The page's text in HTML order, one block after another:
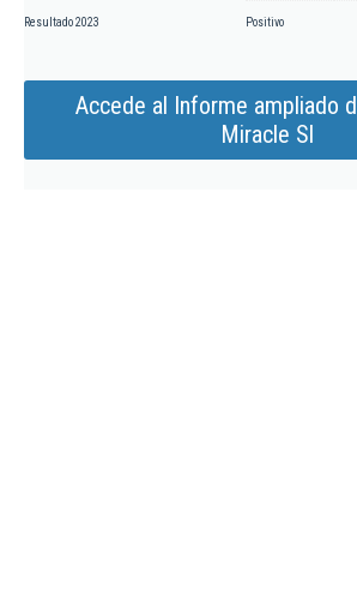
Resultado 2023 Positivo
Accede al Informe ampliado
Miracle Sl